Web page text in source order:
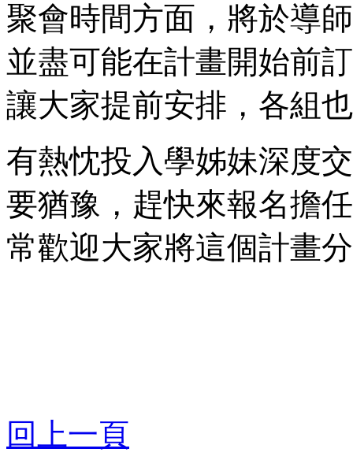
聚會時間方面，將於導
並盡可能在計畫開始前
讓大家提前安排，各組
有熱忱投入學姊妹深度
要猶豫，趕快來報名擔
常歡迎大家將這個計畫
回上一頁